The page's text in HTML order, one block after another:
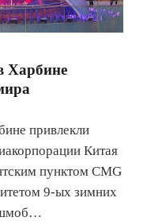
Харбине
привлекли
Китая
пунктом CMG
9-ых зимних